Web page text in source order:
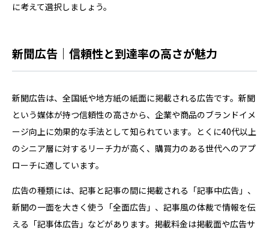
に考えて選択しましょう。
新聞広告｜信頼性と到達率の高さが魅力
新聞広告は、全国紙や地方紙の紙面に掲載される広告です。新聞
という媒体が持つ信頼性の高さから、企業や商品のブランドイメ
ージ向上に効果的な手法として知られています。とくに40代以上
のシニア層に対するリーチ力が高く、購買力のある世代へのアプ
ローチに適しています。
広告の種類には、記事と記事の間に掲載される「記事中広告」、
新聞の一面を大きく使う「全面広告」、記事風の体裁で情報を伝
える「記事体広告」などがあります。掲載料金は掲載面や広告サ